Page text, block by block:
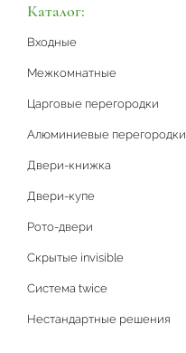
Каталог:
Входные
Межкомнатные
Царговые перегородки
Алюминиевые перегородки
Двери-книжка
Двери-купе
Рото-двери
Скрытые invisible
Система twice
Нестандартные решения